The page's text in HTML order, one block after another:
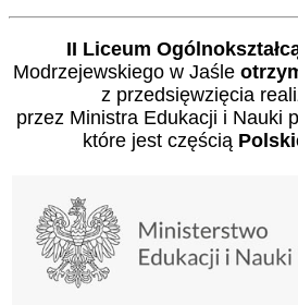
II Liceum
Modrzejewskiego w Jaśle
z przedsięwzięcia
przez Ministra Edukacji i Nauki
które jest częścią